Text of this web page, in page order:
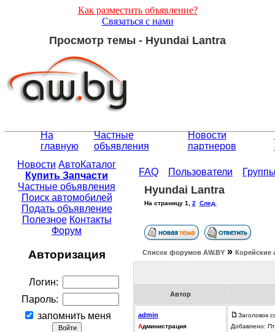
Как разместить объявление?
Связаться с нами
Просмотр темы - Hyundai Lantra
На
главную
Частные
объявления
Новости
партнеров
Новости АвтоКаталог
Купить Запчасти
Частные объявления
Поиск автомобилей
Подать объявление
Полезное Контакты
Форум
Авторизация
Логин:
Пароль:
запомнить меня
FAQ Пользователи
Hyundai Lantra
На страницу 1 2 След.
Список форумов АW.BY » Корейские
Автор
admin
Администрация
Заголовок
Добавлено: